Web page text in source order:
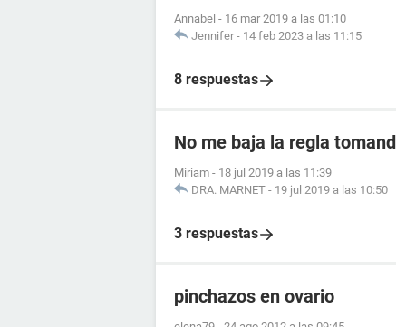
Annabel - 16 mar 2019 a las 01:10
Jennifer - 14 feb 2023 a las 11:15
8 respuestas
No me baja la regla
Miriam - 18 jul 2019 a las 11:39
DRA. MARNET - 19 jul 2019 a las 10:50
3 respuestas
pinchazos en ovario